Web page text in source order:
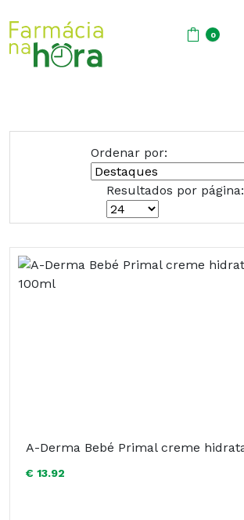
0
Ordenar por:
Resultados por página:
€ 13.92